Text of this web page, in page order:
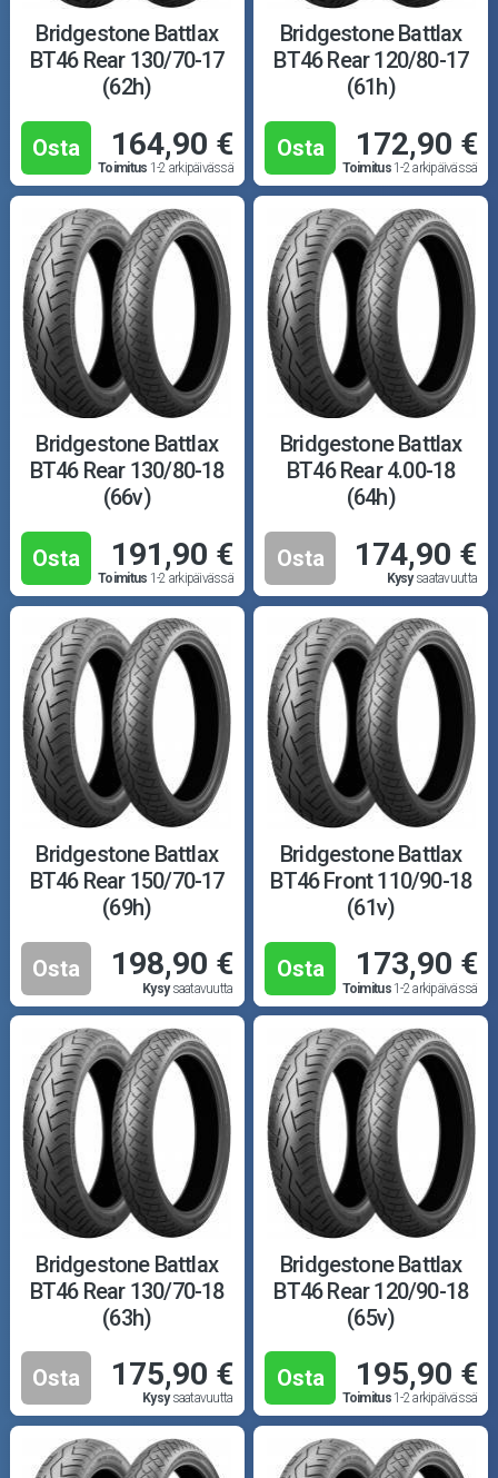
Bridgestone Battlax
BT46 Rear 130/70-17
(62h)
Osta 164,90 €
Toimitus 1-2 arkipäivässä
Bridgestone Battlax
BT46 Rear 120/80-17
(61h)
Osta 172,90 €
Toimitus1-2 arkipäivässä
Bridgestone Battlax
BT46 Rear 130/80-18
(66v)
Osta 191,90 €
Toimitus 1-2 arkipäivässä
Bridgestone Battlax
BT46 Rear 4.00-18
(64h)
Osta 174,90 €
Kysysaatavuutta
Bridgestone Battlax
BT46 Rear 150/70-17
(69h)
Osta 198,90 €
Kysysaatavuutta
Bridgestone Battlax
BT46 Front 110/90-18
(61v)
Osta 173,90 €
Toimitus1-2 arkipäivässä
Bridgestone Battlax
BT46 Rear 130/70-18
(63h)
Osta 175,90 €
Kysysaatavuutta
Bridgestone Battlax
BT46 Rear 120/90-18
(65v)
Osta 195,90 €
Toimitus1-2 arkipäivässä